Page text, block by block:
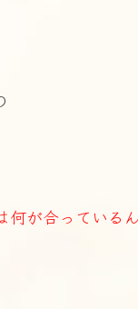
が合っている